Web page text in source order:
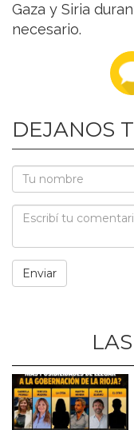
Gaza y Siria
necesario.
DEJANOS